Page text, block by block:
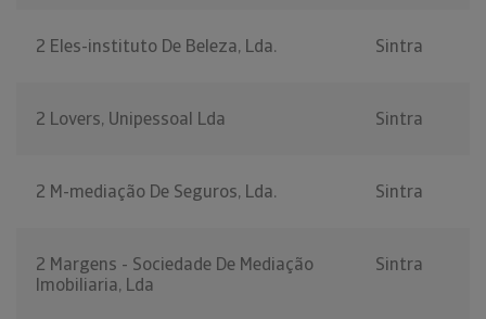
2 Eles-instituto De Beleza, Lda. Sintra
2 Lovers, Unipessoal Lda Sintra
2 M-mediação De Seguros, Lda. Sintra
2 Margens - Sociedade De Mediação
Imobiliaria, Lda
Sintra